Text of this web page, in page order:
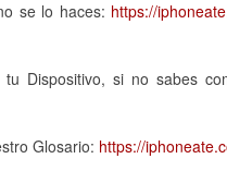
se lo haces: https://
Dispositivo, si no sabes
Glosario: https://